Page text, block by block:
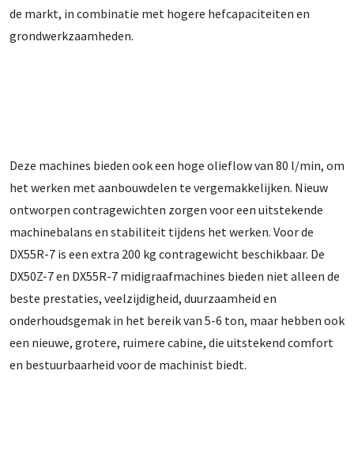
de markt, in combinatie met hogere hefcapaciteiten en
grondwerkzaamheden.
Deze machines bieden ook een hoge olieflow van 80 l/min, om
het werken met aanbouwdelen te vergemakkelijken. Nieuw
ontworpen contragewichten zorgen voor een uitstekende
machinebalans en stabiliteit tijdens het werken. Voor de
DX55R-7 is een extra 200 kg contragewicht beschikbaar. De
DX50Z-7 en DX55R-7 midigraafmachines bieden niet alleen de
beste prestaties, veelzijdigheid, duurzaamheid en
onderhoudsgemak in het bereik van 5-6 ton, maar hebben ook
een nieuwe, grotere, ruimere cabine, die uitstekend comfort
en bestuurbaarheid voor de machinist biedt.